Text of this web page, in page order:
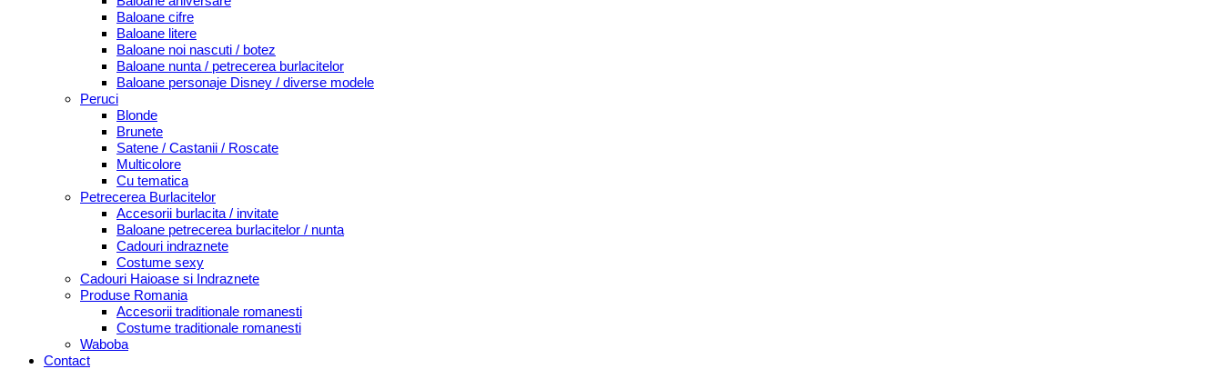
Baloane cifre
Baloane litere
Baloane noi nascuti / botez
Baloane nunta / petrecerea burlacitelor
Baloane personaje Disney / diverse modele
Peruci
Blonde
Brunete
Satene / Castanii / Roscate
Multicolore
Cu tematica
Petrecerea Burlacitelor
Accesorii burlacita / invitate
Baloane petrecerea burlacitelor / nunta
Cadouri indraznete
Costume sexy
Cadouri Haioase si Indraznete
Produse Romania
Accesorii traditionale romanesti
Costume traditionale romanesti
Waboba
Contact